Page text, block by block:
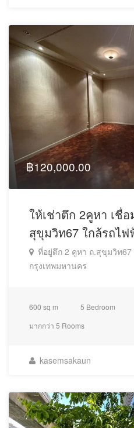
฿120,000.00
ให้เช่าตึก 2คูหา เชื่
สุขุมวิท67 ใกล้รถไ
ที่อยู่ตึก 2 คูหา ถ.สุขุมวิท67
กรุงเทพมหานคร
600 sq m 5 Bedroom
มากกว่า 5 Rooms
kasemsakaun